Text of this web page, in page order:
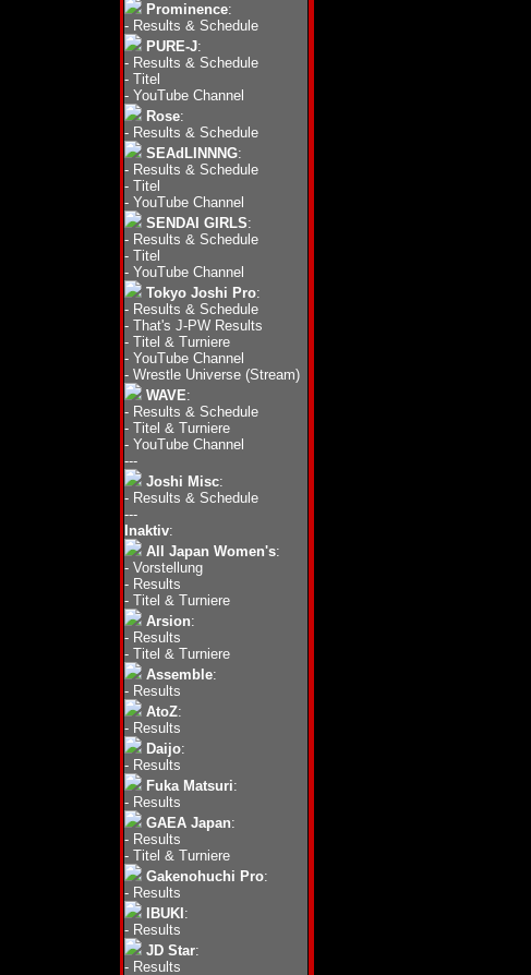
Prominence:
- Results & Schedule
PURE-J:
- Results & Schedule
- Titel
- YouTube Channel
Rose:
- Results & Schedule
SEAdLINNNG:
- Results & Schedule
- Titel
- YouTube Channel
SENDAI GIRLS:
- Results & Schedule
- Titel
- YouTube Channel
Tokyo Joshi Pro:
- Results & Schedule
- That's J-PW Results
- Titel & Turniere
- YouTube Channel
- Wrestle Universe (Stream)
WAVE:
- Results & Schedule
- Titel & Turniere
- YouTube Channel
---
Joshi Misc:
- Results & Schedule
---
Inaktiv:
All Japan Women's:
- Vorstellung
- Results
- Titel & Turniere
Arsion:
- Results
- Titel & Turniere
Assemble:
- Results
AtoZ:
- Results
Daijo:
- Results
Fuka Matsuri:
- Results
GAEA Japan:
- Results
- Titel & Turniere
Gakenohuchi Pro:
- Results
IBUKI :
- Results
JD Star:
- Results